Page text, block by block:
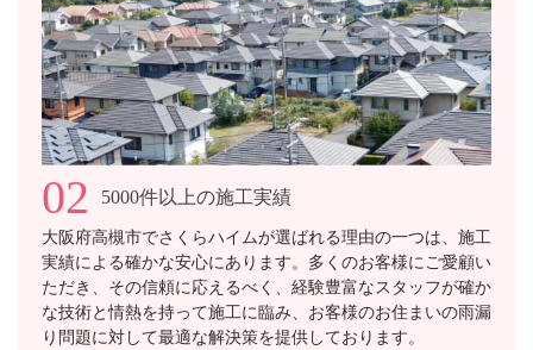
02 5000件以上の施工実績
大阪府高槻市でさくらハイムが選ばれる理由の一つは、施工
実績による確かな安心にあります。多くのお客様にご愛顧い
ただき、その信頼に応えるべく、経験豊富なスタッフが確か
な技術と情熱を持って施工に臨み、お客様のお住まいの雨漏
り問題に対して最適な解決策を提供しております。